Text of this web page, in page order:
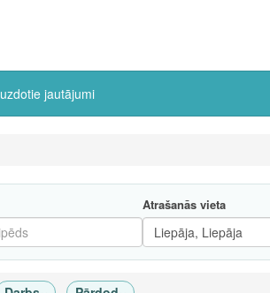
jautājumi
Atrašanās vieta